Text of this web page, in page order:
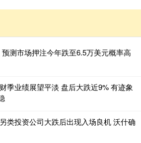
测市场押注今年跌至6.5万美元概率高
季业绩展望平淡 盘后大跌近9% 有迹象
类投资公司大跌后出现入场良机 沃什确